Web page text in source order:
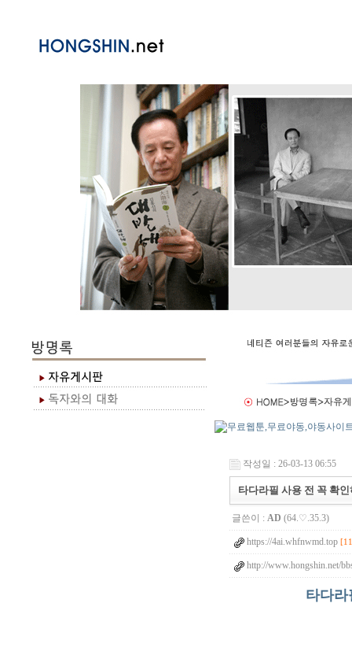
작성일 : 26-03-13 06:55
타다라필 사용 전 꼭 확
글쓴이 : AD (64.♡.35.3)
https://4ai.whfnwmd.top
http://www.hongshin.net/
타다